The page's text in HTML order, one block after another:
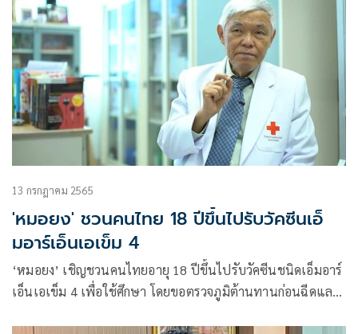
13 กรกฎาคม 2565
'หมอยง' ชวนคนไทย 18 ปีขึ้นไปรับวัคซีนเอ็
มอาร์เอ็นเอเข็ม 4
‘หมอยง’ เชิญชวนคนไทยอายุ 18 ปีขึ้นไปรับวัคซีนชนิดเอ็มอาร์
เอ็นเอเข็ม 4 เพื่อใช้ศึกษา โดยขอตรวจภูมิต้านทานก่อนฉีดและ